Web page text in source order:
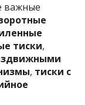
важные
тиски,
, тиски с